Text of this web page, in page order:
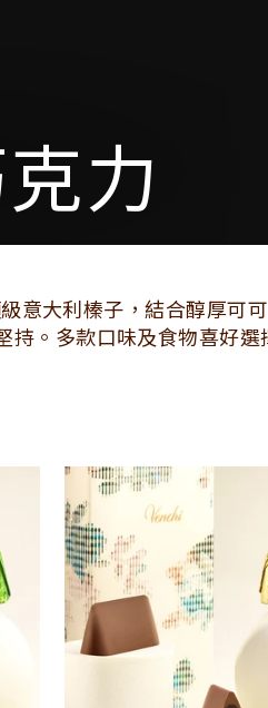
力
意大利榛子，結合醇厚可
。多款口味及食物喜好